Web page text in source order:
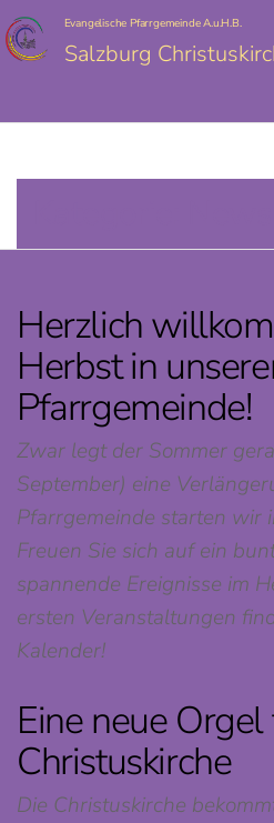
Evangelische Pfarrgemeinde A.u.H.B.
Salzburg
Herzlich
Herbst in
Pfarrgemeinde!
Zwar legt der Sommer
September) eine
Pfarrgemeinde starten wir
Freuen Sie sich auf ein
spannende Ereignisse im
ersten Veranstaltungen
Kalender!
Eine neue
Christuskirche
Die Christuskirche